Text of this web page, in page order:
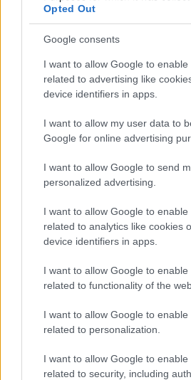
Opted Out
Google consents
I want to allow Google to enable
related to advertising like
device identifiers in apps.
I want to allow my user data to
Google for online advertising
I want to allow Google to send
personalized advertising.
I want to allow Google to enable
related to analytics like cookies
device identifiers in apps.
I want to allow Google to enable
related to functionality of the
I want to allow Google to enable
related to personalization.
I want to allow Google to enable
related to security, including
acciaieria d’Europa del
Lucia Morselli
, sta
fa i capricci e nonostante
garantito la manleva, ancora
nonostante in vista ci sia
bilancio.
#GIORGETTI
#RCS #URBANO
Pagina
Precedente
Vignetta del 07/08/